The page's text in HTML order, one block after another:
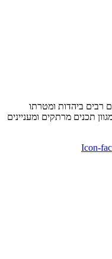
רבים ביהדות ומטרתו
תכנים מרתקים ומעניינים
Icon-